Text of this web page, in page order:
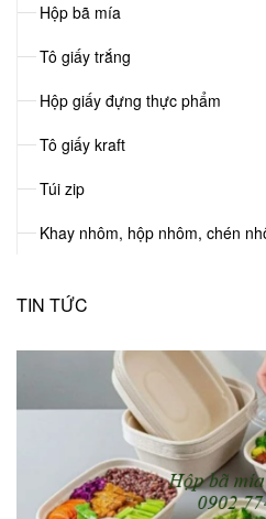
Hộp bã mía
Tô giấy trắng
Hộp giấy đựng thực phẩm
Tô giấy kraft
Túi zip
Khay nhôm, hộp nhôm, chén
TIN TỨC